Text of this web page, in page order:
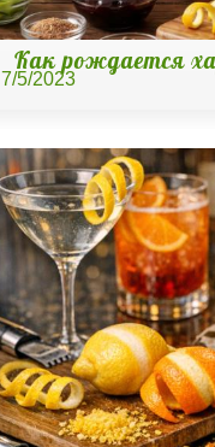
Как рождается
7/5/2023